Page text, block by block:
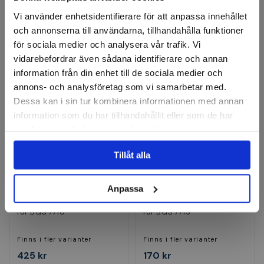
Vi använder enhetsidentifierare för att anpassa innehållet
och annonserna till användarna, tillhandahålla funktioner
för sociala medier och analysera vår trafik. Vi
vidarebefordrar även sådana identifierare och annan
information från din enhet till de sociala medier och
annons- och analysföretag som vi samarbetar med.
Dessa kan i sin tur kombinera informationen med annan
information som du har tillhandahållit eller som de har
Tillåt alla
Anpassa
4 363 kr
Finns i lager
Köp
869 kr
Finns i lager
Köp
Avdragardorn med spindel
för BGS 7710
Finns i fler varianter
425 kr
BGS
Avdragardorn med spindel
för BGS 7715
Finns i fler varianter
170 kr